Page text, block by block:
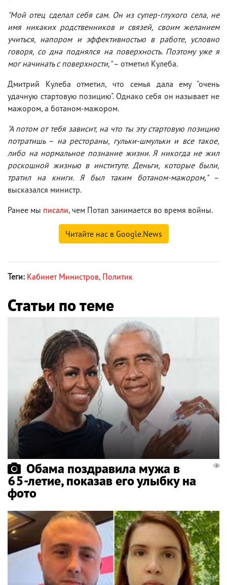
"Мой отец сделал себя сам. Он из супер-глухого села, не
имя никаких родственников и связей, своим желанием
учиться, напором и эффективностью в работе, условно
говоря, со дна поднялся на поверхность. Поэтому уже я
мог начинать с поверхности,"– отметил Кулеба.
Дмитрий Кулеба отметил, что семья дала ему "очень
удачную стартовую позицию". Однако себя он называет не
мажором, а ботаном-мажором.
"А потом от тебя зависит, на что ты эту стартовую позицию
потратишь – на рестораны, гульки-шмульки и все такое,
либо на нормальное познание жизни. Я никогда не жил
роскошной жизнью в институте. Деньги, которые были,
тратил на книги. Я был таким ботаном-мажором,"–
высказался министр.
Ранее мы писали, чем Потап занимается во время войны.
Читайте нас в Google.News
Теги: Кабинет Министров, Политик
Статьи по теме
Обама поздравила мужа в
65-летие, показав его улыбку на
фото